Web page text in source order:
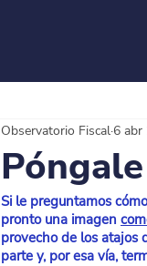
Observatorio Fiscal 6 abr
Si le preguntamos
pronto una imagen
provecho de los atajos
parte y, por esa vía,